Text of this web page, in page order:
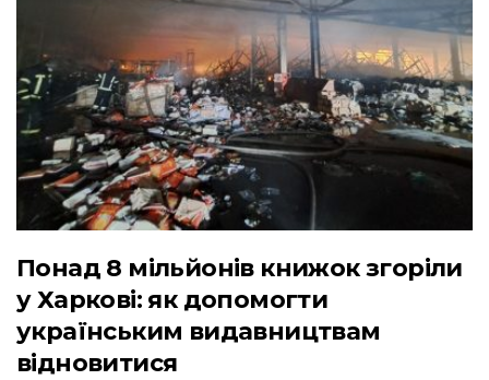
Понад 8 мільйонів книжок згоріли
у Харкові: як допомогти
українським видавництвам
відновитися